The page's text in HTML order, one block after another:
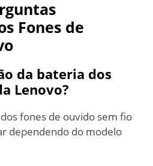
Fones de
da bateria dos
Lenovo?
fones de ouvido sem fio
dependendo do modelo